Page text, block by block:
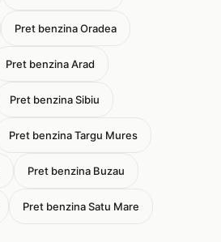
Pret benzina Oradea
Pret benzina Arad
Pret benzina Sibiu
Pret benzina Targu Mures
Pret benzina Buzau
Pret benzina Satu Mare